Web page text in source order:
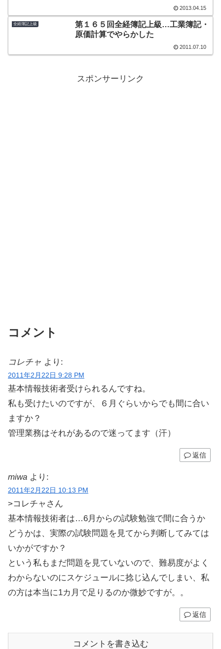
2013.04.15
全経簿記上級
第１６５回全経簿記上級…工業簿記・
原価計算でやらかした
2011.07.10
スポンサーリンク
コメント
コレチャ より:
2011年2月22日 9:28 PM
基本情報技術者受けられるんですね。
私も受けたいのですが、６月ぐらいからでも間に合い
ますか？
管理業務はそれがあるので迷ってます（汗）
返信
miwa より:
2011年2月22日 10:13 PM
>コレチャさん
基本情報技術者は…6月からの試験勉強で間に合うか
どうかは、実際の試験問題を見てから判断してみては
いかがですか？
という私もまだ問題を見ていないので、難易度がよく
わからないのにスケジュールに捻じ込んでしまい、私
の方は本当に1カ月で足りるのか微妙ですが。。
返信
コメントを書き込む